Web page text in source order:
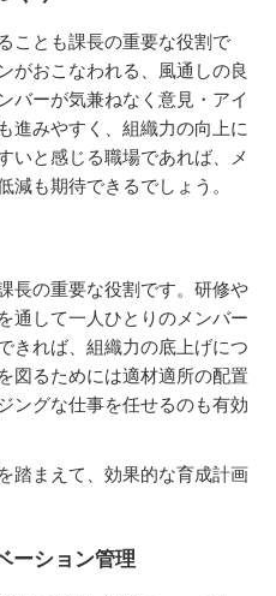
ことも課長の重要な役割で
がおこなわれる、風通しの良
バーが気兼ねなく意見・アイ
進みやすく、組織力の向上に
いと感じる職場であれば、メ
減も期待できるでしょう。
長の重要な役割です。研修や
通して一人ひとりのメンバー
きれば、組織力の底上げにつ
図るためには適材適所の配置
ングな仕事を任せるのも有効
踏まえて、効果的な育成計画
ーション管理